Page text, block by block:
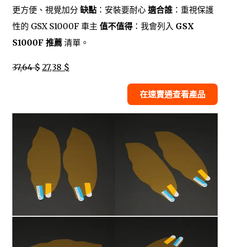
更方便、視覺加分 缺點 ：安裝要耐心 適合誰 ：重視保護
性的 GSX S1000F 車主 值不值得 ：我會列入 GSX
S1000F 推薦 清單。
37,64 $ 27,38 $
在速賣通查看產品